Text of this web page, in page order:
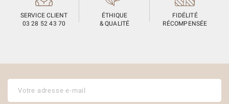
SERVICE CLIENT
03 28 52 43 70
ÉTHIQUE
& QUALITÉ
FIDÉLITÉ
RÉCOMPENSÉE